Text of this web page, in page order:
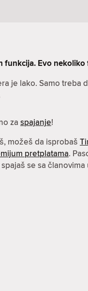
funkcija. Evo
je lako. Samo treba
za spajanje!
možeš da isprobaš
pretplatama.
se sa